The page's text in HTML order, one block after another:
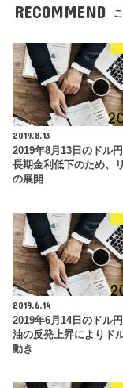
RECOMMEND
2019.8.13
2019年8月13日のドル
長期金利低下のため、
の展開
2019.6.14
2019年6月14日のドル
油の反発上昇によりド
動き